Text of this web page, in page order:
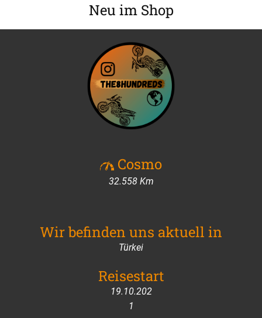
Ausrüstung
Neu im Shop
Cosmo
32.558 Km
Wir befinden uns aktuell in
Türkei
Reisestart
19.10.202
1